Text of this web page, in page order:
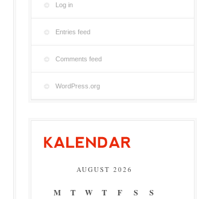
Log in
Entries feed
Comments feed
WordPress.org
AUGUST 2026
M T W T F S S